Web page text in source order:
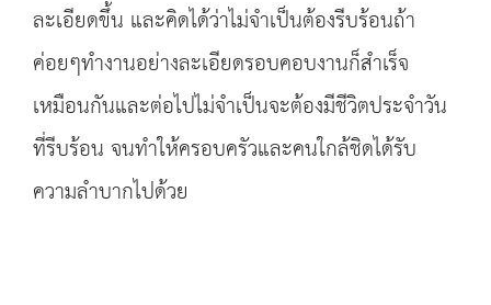
ละเอียดขึ้น และคิดได้ว่าไม่จำเป็นต้องรีบร้อนถ้า
ค่อยๆทำงานอย่างละเอียดรอบคอบงานก็สำเร็จ
เหมือนกันและต่อไปไม่จำเป็นจะต้องมีชีวิตประจำวัน
ที่รีบร้อน จนทำให้ครอบครัวและคนใกล้ชิดได้รับ
ความลำบากไปด้วย